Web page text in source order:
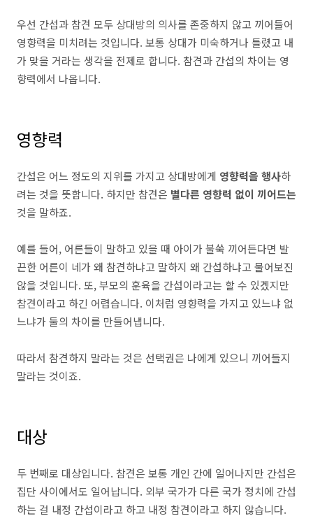
우선 간섭과 참견 모두 상대방의 의사를 존중하지 않고 끼어들어
영향력을 미치려는 것입니다. 보통 상대가 미숙하거나 틀렸고 내
가 맞을 거라는 생각을 전제로 합니다. 참견과 간섭의 차이는 영
향력에서 나옵니다.
영향력
간섭은 어느 정도의 지위를 가지고 상대방에게 영향력을 행사하
려는 것을 뜻합니다. 하지만 참견은 별다른 영향력 없이 끼어드는
것을 말하죠.
예를 들어, 어른들이 말하고 있을 때 아이가 불쑥 끼어든다면 발
끈한 어른이 네가 왜 참견하냐고 말하지 왜 간섭하냐고 물어보진
않을 것입니다. 또, 부모의 훈육을 간섭이라고는 할 수 있겠지만
참견이라고 하긴 어렵습니다. 이처럼 영향력을 가지고 있느냐 없
느냐가 둘의 차이를 만들어냅니다.
따라서 참견하지 말라는 것은 선택권은 나에게 있으니 끼어들지
말라는 것이죠.
대상
두 번째로 대상입니다. 참견은 보통 개인 간에 일어나지만 간섭은
집단 사이에서도 일어납니다. 외부 국가가 다른 국가 정치에 간섭
하는 걸 내정 간섭이라고 하고 내정 참견이라고 하지 않습니다.